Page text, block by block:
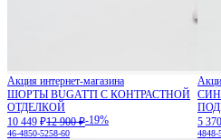
Акция интернет-магазина
ШОРТЫ BUGATTI С КОНТРАСТНОЙ
ОТДЕЛКОЙ
10 449 ₽12 900 ₽-19%
46-4850-5258-60
5
4848-